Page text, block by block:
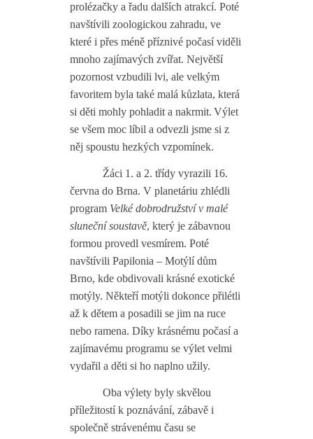
prolézačky a řadu dalších atrakcí. Poté
navštívili zoologickou zahradu, ve
které i přes méně příznivé počasí viděli
mnoho zajímavých zvířat. Největší
pozornost vzbudili lvi, ale velkým
favoritem byla také malá kůzlata, která
si děti mohly pohladit a nakrmit. Výlet
se všem moc líbil a odvezli jsme si z
něj spoustu hezkých vzpomínek.
Žáci 1. a 2. třídy vyrazili 16.
června do Brna. V planetáriu zhlédli
program Velké dobrodružství v malé
sluneční soustavě, který je zábavnou
formou provedl vesmírem. Poté
navštívili Papilonia – Motýlí dům
Brno, kde obdivovali krásné exotické
motýly. Někteří motýli dokonce přilétli
až k dětem a posadili se jim na ruce
nebo ramena. Díky krásnému počasí a
zajímavému programu se výlet velmi
vydařil a děti si ho naplno užily.
Oba výlety byly skvělou
příležitostí k poznávání, zábavě i
společně strávenému času se